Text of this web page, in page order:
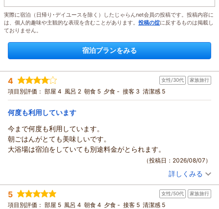
実際に宿泊（日帰り･デイユースを除く）したじゃらんnet会員の投稿です。投稿内容に
は、個人的趣味や主観的な表現を含むことがあります。 投稿の掟に反するものは掲載し
ておりません。
宿泊プランをみる
4 女性/30代 家族旅行
項目別評価： 部屋 4 風呂 2 朝食 5 夕食 - 接客 3 清潔感 5
何度も利用しています
今まで何度も利用しています。
朝ごはんがとても美味しいです。
大浴場は宿泊をしていても別途料金がとられます。
（投稿日：2026/08/07）
投稿者： まみったさん(女性/30代)
宿泊プラン： ★30日前まで★早い予約がお得！早期割プラン（朝食付き）
和室 朝のみ
詳しくみる
5 女性/50代 家族旅行
項目別評価： 部屋 5 風呂 4 朝食 4 夕食 - 接客 5 清潔感 5